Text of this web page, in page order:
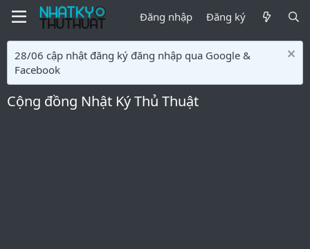
Đăng nhập Đăng ký
28/06 cập nhật đăng ký đăng nhập qua Google &
Facebook
Cộng đồng Nhật Ký Thủ Thuật